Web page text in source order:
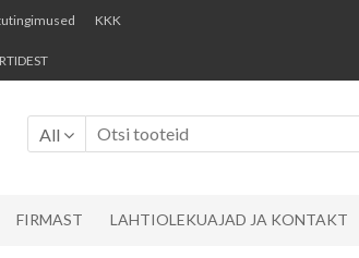
KKK
All
FIRMAST LAHTIOLEKUAJAD JA KONTAKT